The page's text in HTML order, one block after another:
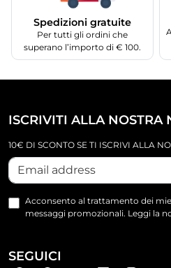
Spedizioni gratuite
Per tutti gli ordini che
superano l’importo di € 100.
ISCRIVITI ALLA NOSTRA
10€ DI SCONTO SE TI ISCRIVI ALLA
Acconsento al trattamento dei
messaggi promozionali. Leggi la
SEGUICI